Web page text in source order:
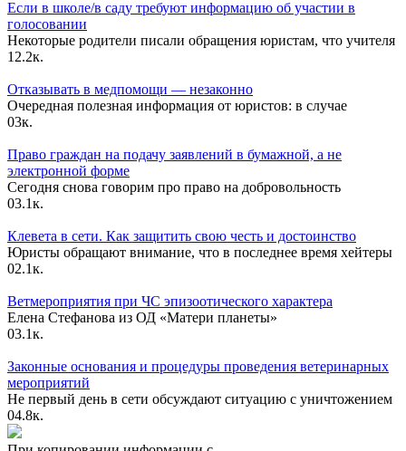
Если в школе/в саду требуют информацию об участии в
голосовании
Некоторые родители писали обращения юристам, что учителя
1 2.2к.
Отказывать в медпомощи — незаконно
Очередная полезная информация от юристов: в случае
03к.
Право граждан на подачу заявлений в бумажной, а не
электронной форме
Сегодня снова говорим про право на добровольность
03.1к.
Клевета в сети. Как защитить свою честь и достоинство
Юристы обращают внимание, что в последнее время хейтеры
02.1к.
Ветмероприятия при ЧС эпизоотического характера
Елена Стефанова из ОД «Матери планеты»
03.1к.
Законные основания и процедуры проведения ветеринарных
мероприятий
Не первый день в сети обсуждают ситуацию с уничтожением
04.8к.